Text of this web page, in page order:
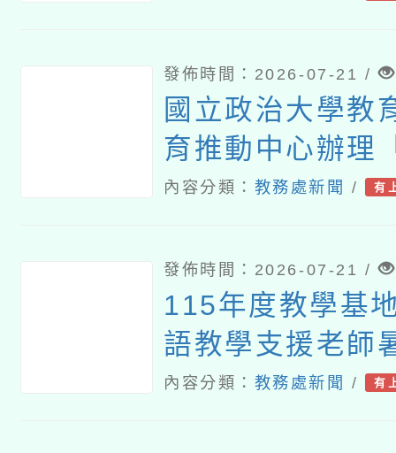
發佈時間：2026-07-21 /
國立政治大學教
育推動中心辦理
育裡，看見個人
內容分類： 教務處新聞 / 有
發佈時間：2026-07-21 /
115年度教學基
語教學支援老師
課研習
內容分類： 教務處新聞 / 有